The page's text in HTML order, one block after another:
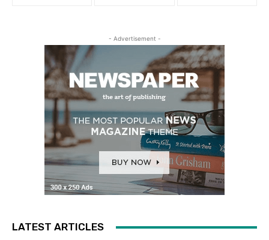
- Advertisement -
LATEST ARTICLES